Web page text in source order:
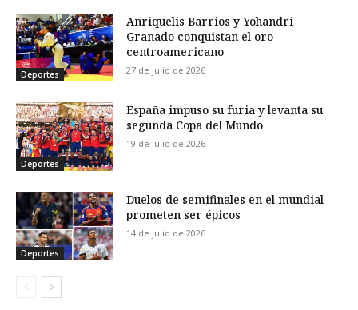
Deportes
Anriquelis Barrios y Yohandri
Granado conquistan el oro
centroamericano
27 de julio de 2026
Deportes
España impuso su furia y levanta su
segunda Copa del Mundo
19 de julio de 2026
Deportes
Duelos de semifinales en el mundial
prometen ser épicos
14 de julio de 2026